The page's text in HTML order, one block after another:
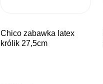
chico zabawka latex
królik 27,5cm